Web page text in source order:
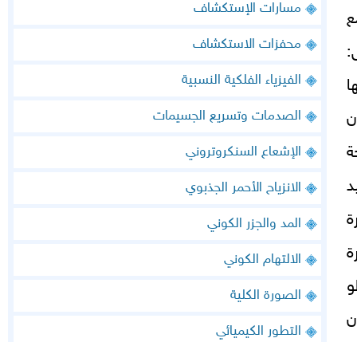
مسارات الإستكشاف
محفزات الاستكشاف
الفيزياء الفلكية النسبية
الصدمات وتسريع الجسيمات
الإشعاع السنكروتروني
الانزياح الأحمر الجذبوي
المد والجزر الكوني
الالتهام الكوني
الصورة الكلية
التطور الكيميائي